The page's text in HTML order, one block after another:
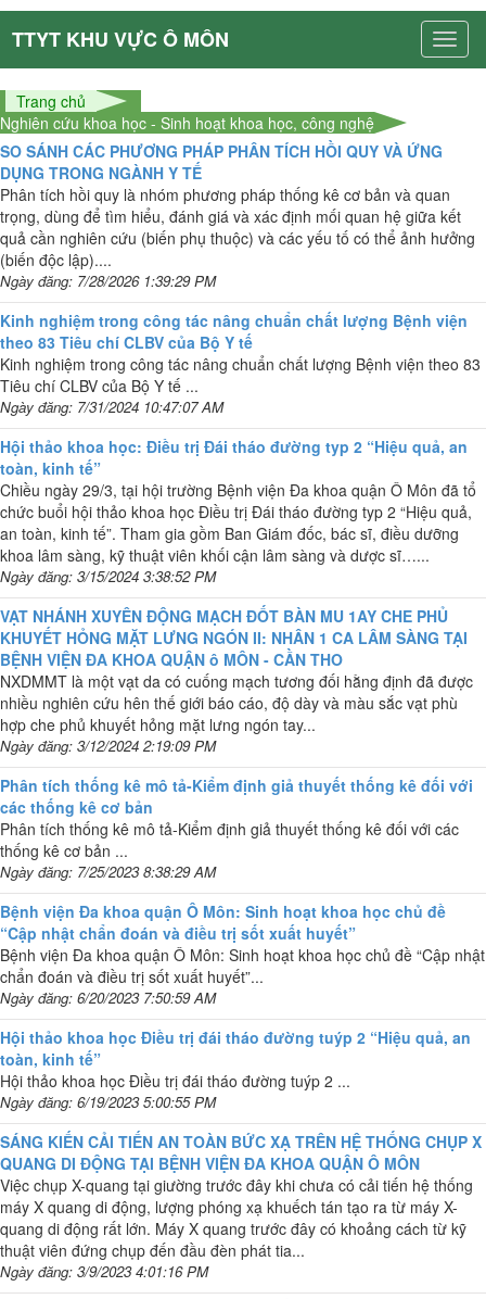
TTYT KHU VỰC Ô MÔN
Trang chủ
Nghiên cứu khoa học - Sinh hoạt khoa học, công nghệ
SO SÁNH CÁC PHƯƠNG PHÁP PHÂN TÍCH HỒI QUY VÀ ỨNG
DỤNG TRONG NGÀNH Y TẾ
Phân tích hồi quy là nhóm phương pháp thống kê cơ bản và quan
trọng, dùng để tìm hiểu, đánh giá và xác định mối quan hệ giữa kết
quả cần nghiên cứu (biến phụ thuộc) và các yếu tố có thể ảnh hưởng
(biến độc lập)....
Ngày đăng: 7/28/2026 1:39:29 PM
Kinh nghiệm trong công tác nâng chuẩn chất lượng Bệnh viện
theo 83 Tiêu chí CLBV của Bộ Y tế
Kinh nghiệm trong công tác nâng chuẩn chất lượng Bệnh viện theo 83
Tiêu chí CLBV của Bộ Y tế ...
Ngày đăng: 7/31/2024 10:47:07 AM
Hội thảo khoa học: Điều trị Đái tháo đường typ 2 “Hiệu quả, an
toàn, kinh tế”
Chiều ngày 29/3, tại hội trường Bệnh viện Đa khoa quận Ô Môn đã tổ
chức buổi hội thảo khoa học Điều trị Đái tháo đường typ 2 “Hiệu quả,
an toàn, kinh tế”. Tham gia gồm Ban Giám đốc, bác sĩ, điều dưỡng
khoa lâm sàng, kỹ thuật viên khối cận lâm sàng và dược sĩ…...
Ngày đăng: 3/15/2024 3:38:52 PM
VẠT NHÁNH XUYÊN ĐỘNG MẠCH ĐỐT BÀN MU 1AY CHE PHỦ
KHUYẾT HỎNG MẶT LƯNG NGÓN II: NHÂN 1 CA LÂM SÀNG TẠI
BỆNH VIỆN ĐA KHOA QUẬN ô MÔN - CẦN THO
NXDMMT là một vạt da có cuống mạch tương đối hằng định đã được
nhiều nghiên cứu hên thế giới báo cáo, độ dày và màu sắc vạt phù
hợp che phủ khuyết hỏng mặt lưng ngón tay...
Ngày đăng: 3/12/2024 2:19:09 PM
Phân tích thống kê mô tả-Kiểm định giả thuyết thống kê đối với
các thống kê cơ bản
Phân tích thống kê mô tả-Kiểm định giả thuyết thống kê đối với các
thống kê cơ bản ...
Ngày đăng: 7/25/2023 8:38:29 AM
Bệnh viện Đa khoa quận Ô Môn: Sinh hoạt khoa học chủ đề
“Cập nhật chẩn đoán và điều trị sốt xuất huyết”
Bệnh viện Đa khoa quận Ô Môn: Sinh hoạt khoa học chủ đề “Cập nhật
chẩn đoán và điều trị sốt xuất huyết”...
Ngày đăng: 6/20/2023 7:50:59 AM
Hội thảo khoa học Điều trị đái tháo đường tuýp 2 “Hiệu quả, an
toàn, kinh tế”
Hội thảo khoa học Điều trị đái tháo đường tuýp 2 ...
Ngày đăng: 6/19/2023 5:00:55 PM
SÁNG KIẾN CẢI TIẾN AN TOÀN BỨC XẠ TRÊN HỆ THỐNG CHỤP X
QUANG DI ĐỘNG TẠI BỆNH VIỆN ĐA KHOA QUẬN Ô MÔN
Việc chụp X-quang tại giường trước đây khi chưa có cải tiến hệ thống
máy X quang di động, lượng phóng xạ khuếch tán tạo ra từ máy X-
quang di động rất lớn. Máy X quang trước đây có khoảng cách từ kỹ
thuật viên đứng chụp đến đầu đèn phát tia...
Ngày đăng: 3/9/2023 4:01:16 PM